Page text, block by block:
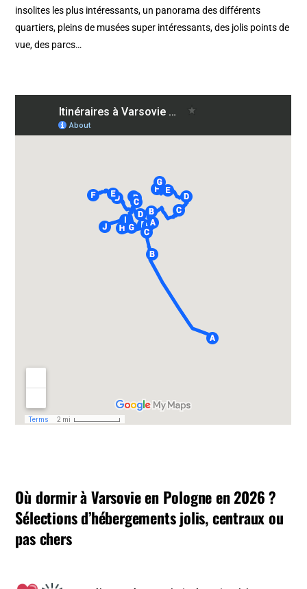
insolites les plus intéressants, un panorama des différents
quartiers, pleins de musées super intéressants, des jolis points de
vue, des parcs…
Où dormir à Varsovie en Pologne en 2026 ?
Sélections d’hébergements jolis, centraux ou
pas chers